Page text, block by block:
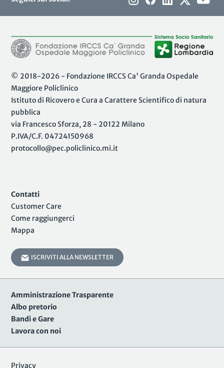
© 2018-2026 - Fondazione IRCCS Ca' Granda Ospedale
Maggiore Policlinico
Istituto di Ricovero e Cura a Carattere Scientifico di natura
pubblica
via Francesco Sforza, 28 - 20122 Milano
P.IVA/C.F. 04724150968
protocollo@pec.policlinico.mi.it
Contatti
Customer Care
Come raggiungerci
Mappa
ISCRIVITI ALLA NEWSLETTER
Amministrazione Trasparente
Albo pretorio
Bandi e Gare
Lavora con noi
Privacy